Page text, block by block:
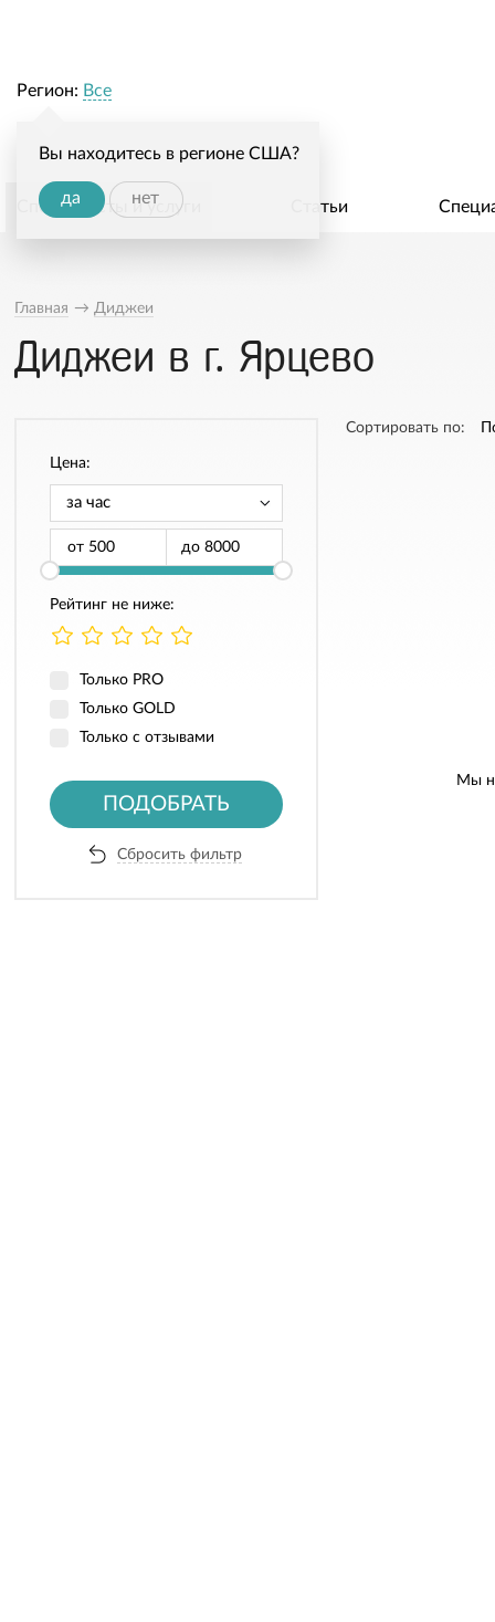
Регион: Все
Вы находитесь в регионе США?
да нет
Специалисты и услуги Статьи
Главная → Диджеи
Диджеи в г. Ярцево
Цена:
от до
Рейтинг не ниже:
Только PRO
Только GOLD
Только с отзывами
ПОДОБРАТЬ
Сбросить фильтр
Сортировать по:
Мы